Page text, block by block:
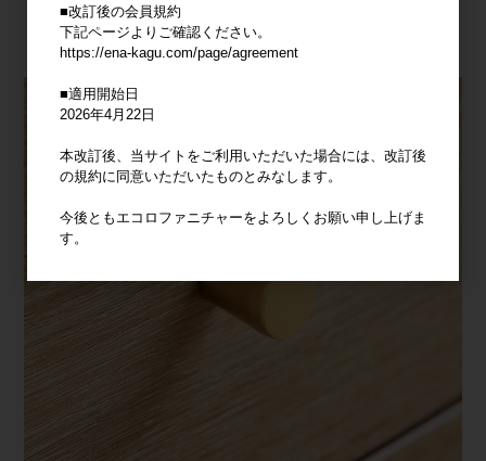
■改訂後の会員規約
下記ページよりご確認ください。
https://ena-kagu.com/page/agreement
■適用開始日
2026年4月22日
本改訂後、当サイトをご利用いただいた場合には、改訂後
の規約に同意いただいたものとみなします。
今後ともエコロファニチャーをよろしくお願い申し上げま
す。